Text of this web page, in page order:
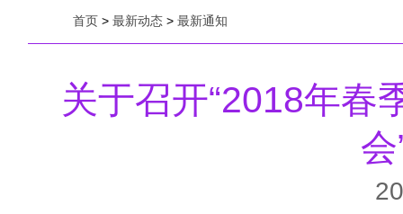
首页> 最新动态> 最新通知
关于召开“2018年春